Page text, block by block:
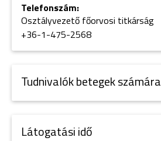
Telefonszám:
Osztályvezető főorvosi titkárság
+36-1-475-2568
Tudnivalók betegek számára
Látogatási idő